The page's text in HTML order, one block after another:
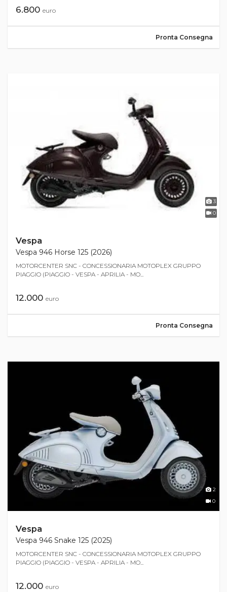
6.800 euro
Pronta Consegna
3
0
Vespa
Vespa 946 Horse 125 (2026)
MOTORCENTER SNC - CONCESSIONARIA MOTOPLEX GRUPPO
PIAGGIO (PIAGGIO - VESPA - APRILIA - MO...
12.000 euro
Pronta Consegna
2
0
Vespa
Vespa 946 Snake 125 (2025)
MOTORCENTER SNC - CONCESSIONARIA MOTOPLEX GRUPPO
PIAGGIO (PIAGGIO - VESPA - APRILIA - MO...
12.000 euro